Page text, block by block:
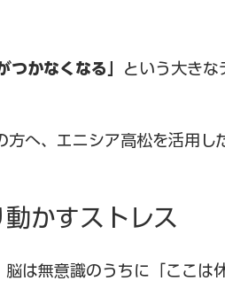
つかなくなる」
という大きな
方へ、エニシア高松を活用し
かすストレス
脳は無意識のうちに「ここは